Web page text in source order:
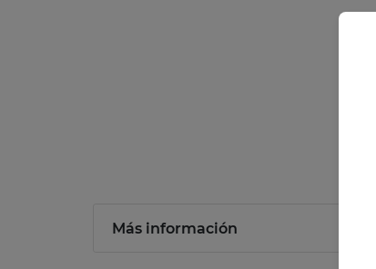
Más información